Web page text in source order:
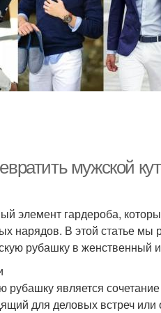
мужской
элемент гардероба,
нарядов. В этой статье мы
рубашку в женственный
является
для деловых встреч